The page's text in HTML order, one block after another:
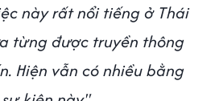
này rất nổi tiếng ở Thái
từng được truyền thông
Hiện vẫn có nhiều bằng